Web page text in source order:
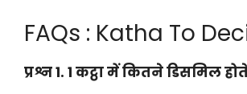
FAQs : Katha To
प्रश्न 1. 1 कट्ठा में कितने डिसमिल